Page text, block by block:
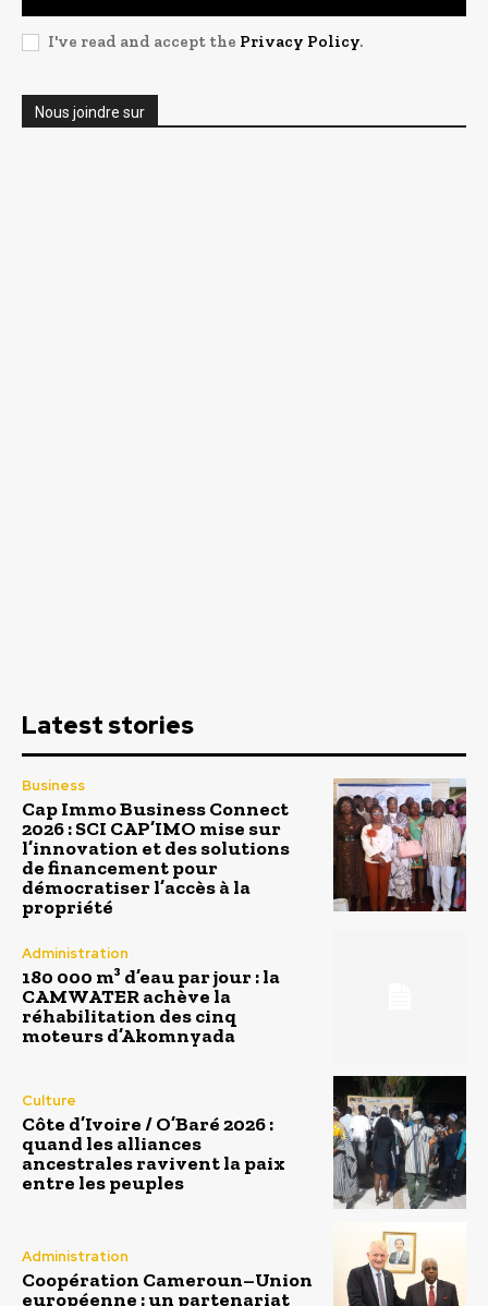
I've read and accept the Privacy Policy.
Nous joindre sur
Latest stories
Business
Cap Immo Business Connect
2026 : SCI CAP’IMO mise sur
l’innovation et des solutions
de financement pour
démocratiser l’accès à la
propriété
Administration
180 000 m³ d’eau par jour : la
CAMWATER achève la
réhabilitation des cinq
moteurs d’Akomnyada
Culture
Côte d’Ivoire / O’Baré 2026 :
quand les alliances
ancestrales ravivent la paix
entre les peuples
Administration
Coopération Cameroun–Union
européenne : un partenariat